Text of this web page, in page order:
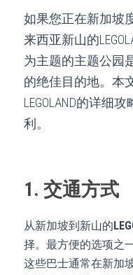
如果您正在新加坡
来西亚新山的
为主题的主题公园
的绝佳目的地。本
LEGOLAND的详细
利。
1. 交通方式
从新加坡到新山的
择。最方便的选项之
这些巴士通常在新加